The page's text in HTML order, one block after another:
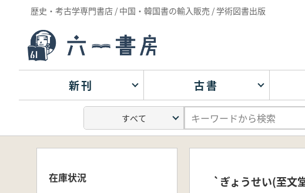
歴史・考古学専門書店 / 中国・韓国書の輸入販売 / 学術図書出版
新刊 古書
在庫状況
`ぎょうせい(至文